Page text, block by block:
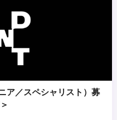
」と⾔える知識や想いがある⽅
ア／スペシャリスト）募